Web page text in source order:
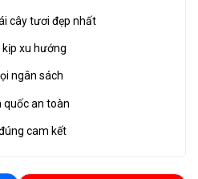
cây tươi đẹp nhất
xu hướng
ngân sách
quốc an toàn
cam kết